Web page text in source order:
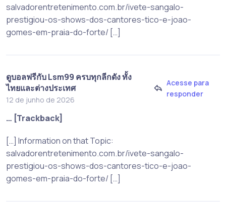
salvadorentretenimento.com.br/ivete-sangalo-
prestigiou-os-shows-dos-cantores-tico-e-joao-
gomes-em-praia-do-forte/ […]
ดูบอลฟรีกับ Lsm99 ครบทุกลีกดัง ทั้ง
ไทยและต่างประเทศ
12 de junho de 2026
Acesse para
responder
… [Trackback]
[…] Information on that Topic:
salvadorentretenimento.com.br/ivete-sangalo-
prestigiou-os-shows-dos-cantores-tico-e-joao-
gomes-em-praia-do-forte/ […]